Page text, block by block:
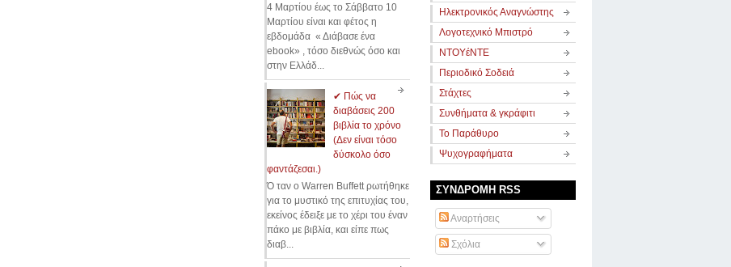
Ηλεκτρονικός Αναγνώστης
Λογοτεχνικό Μπιστρό
ΝΤΟΥέΝΤΕ
Περιοδικό Σοδειά
Στάχτες
Συνθήματα & γκράφιτι
Το Παράθυρο
Ψυχογραφήματα
ΣΥΝΔΡΟΜΗ RSS
Αναρτήσεις
Σχόλια
4 Μαρτίου έως το Σάββατο 10
Μαρτίου είναι και φέτος η
εβδομάδα « Διάβασε ένα
ebook» , τόσο διεθνώς όσο και
στην Ελλάδ...
✔ Πώς να
διαβάσεις 200
βιβλία το χρόνο
(Δεν είναι τόσο
δύσκολο όσο
φαντάζεσαι.)
Ό ταν ο Warren Buffett ρωτήθηκε
για το μυστικό της επιτυχίας του,
εκείνος έδειξε με το χέρι του έναν
πάκο με βιβλία, και είπε πως
διαβ...